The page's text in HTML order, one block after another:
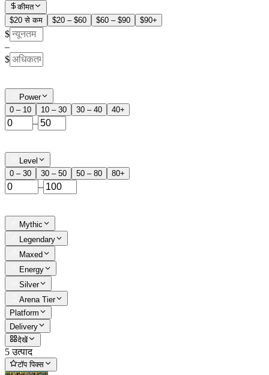
कीमत
$20 से कम
$20 – $60 $60 – $90 $90+
$
–
$
Power
0 – 10
10 – 30 30 – 40 40+
–
Level
0 – 30
30 – 50 50 – 80 80+
–
Mythic
Legendary
Maxed
Energy
Silver
Arena Tier
Platform
Delivery
देखें
5 उत्पाद
टॉप पिक्स